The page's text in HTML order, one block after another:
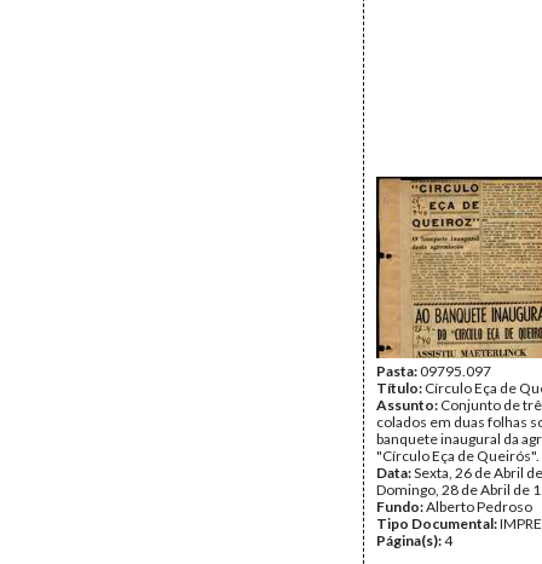
Pasta:09795.097
Título: Círculo Eça de
Assunto: Conjunto de
colados em duas folhas
banquete inaugural da
"Círculo Eça de Queirós".
Data:Sexta, 26 de Abril
Domingo, 28 de Abril de
Fundo:Alberto Pedroso
Tipo Documental:
Página(s):4